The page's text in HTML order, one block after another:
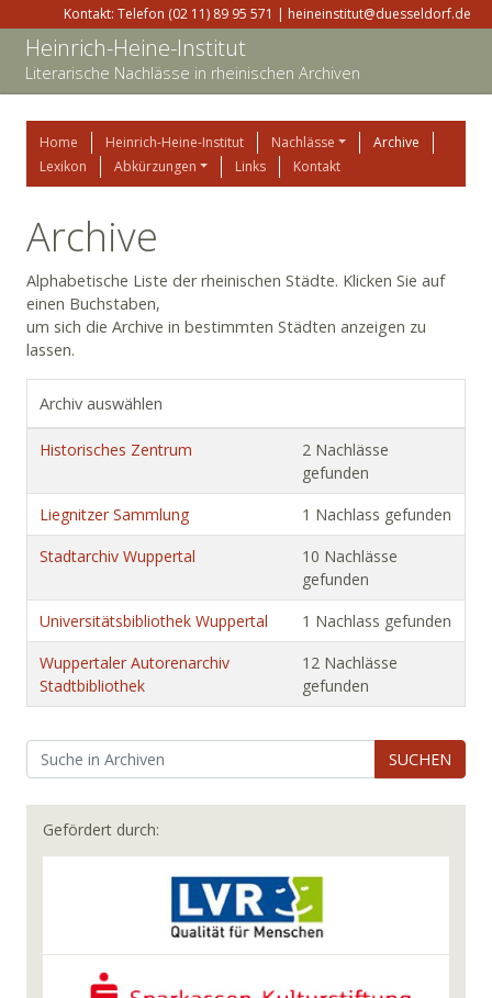
Kontakt: Telefon (02 11) 89 95 571 | heineinstitut@duesseldorf.de
Heinrich-Heine-Institut
Literarische Nachlässe in rheinischen Archiven
Home Heinrich-Heine-Institut Nachlässe
Archive
Lexikon
Abkürzungen Links Kontakt
Archive
Alphabetische Liste der rheinischen Städte. Klicken Sie auf
einen Buchstaben,
um sich die Archive in bestimmten Städten anzeigen zu
lassen.
Archiv auswählen
Historisches Zentrum
2 Nachlässe
gefunden
Liegnitzer Sammlung
1 Nachlass gefunden
Stadtarchiv Wuppertal
10 Nachlässe
gefunden
Universitätsbibliothek Wuppertal
1 Nachlass gefunden
Wuppertaler Autorenarchiv
Stadtbibliothek
12 Nachlässe
gefunden
SUCHEN
Gefördert durch: